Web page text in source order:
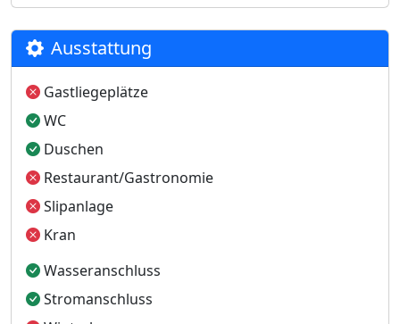
Ausstattung
Gastliegeplätze
WC
Duschen
Restaurant/Gastronomie
Slipanlage
Kran
Wasseranschluss
Stromanschluss